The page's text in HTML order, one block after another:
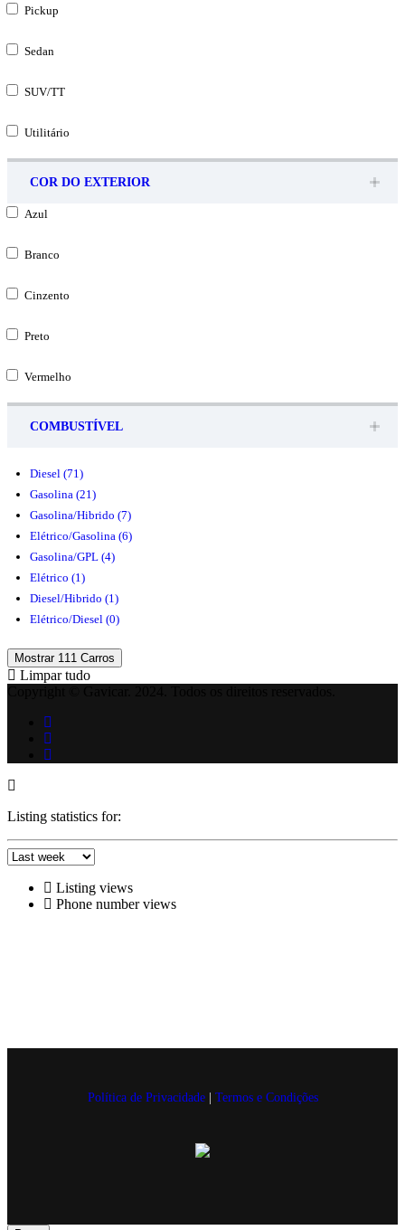
Pickup
Sedan
SUV/TT
Utilitário
COR DO EXTERIOR
Azul
Branco
Cinzento
Preto
Vermelho
COMBUSTÍVEL
Diesel (71)
Gasolina (21)
Gasolina/Hibrido (7)
Elétrico/Gasolina (6)
Gasolina/GPL (4)
Elétrico (1)
Diesel/Hibrido (1)
Elétrico/Diesel (0)
Mostrar 111 Carros
Limpar tudo
Listing statistics for:
Listing views
Phone number views
Política de Privacidade| Termos e Condições